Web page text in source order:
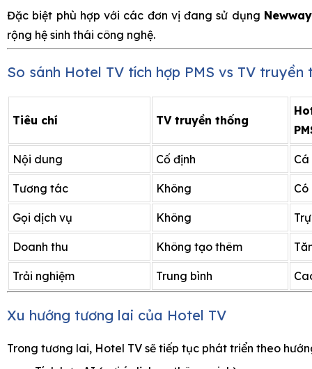
Đặc biệt phù hợp với các đơn vị đang sử dụng
rộng hệ sinh thái công nghệ.
So sánh Hotel TV tích hợp PMS vs TV truyền
Tiêu chí TV truyền thống
Nội dung Cố định
Tương tác Không Có
Gọi dịch vụ Không
Doanh thu Không tạo thêm
Trải nghiệm Trung bình
Xu hướng tương lai của Hotel TV
Trong tương lai, Hotel TV sẽ tiếp tục phát triển theo